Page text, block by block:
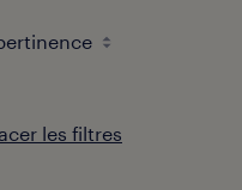
les filtres